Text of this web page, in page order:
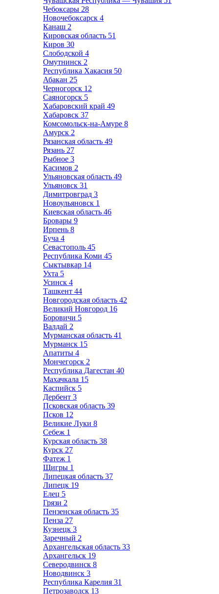
Чебоксары 28
Новочебоксарск 4
Канаш 2
Кировская область 51
Киров 30
Слободской 4
Омутнинск 2
Республика Хакасия 50
Абакан 25
Черногорск 12
Саяногорск 5
Хабаровский край 49
Хабаровск 37
Комсомольск-на-Амуре 8
Амурск 2
Рязанская область 49
Рязань 27
Рыбное 3
Касимов 2
Ульяновская область 49
Ульяновск 31
Димитровград 3
Новоульяновск 1
Киевская область 46
Бровары 9
Ирпень 8
Буча 4
Севастополь 45
Республика Коми 45
Сыктывкар 14
Ухта 5
Усинск 4
Ташкент 44
Новгородская область 42
Великий Новгород 16
Боровичи 5
Валдай 2
Мурманская область 41
Мурманск 15
Апатиты 4
Мончегорск 2
Республика Дагестан 40
Махачкала 15
Каспийск 5
Дербент 3
Псковская область 39
Псков 12
Великие Луки 8
Себеж 1
Курская область 38
Курск 27
Фатеж 1
Щигры 1
Липецкая область 37
Липецк 19
Елец 5
Грязи 2
Пензенская область 35
Пенза 27
Кузнецк 3
Заречный 2
Архангельская область 33
Архангельск 19
Северодвинск 8
Новодвинск 3
Республика Карелия 31
Петрозаводск 13